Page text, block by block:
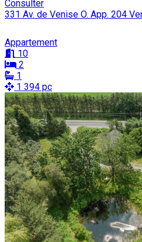
Consulter
331 Av. de Venise O. App. 204
Appartement
10
2
1
1 394 pc